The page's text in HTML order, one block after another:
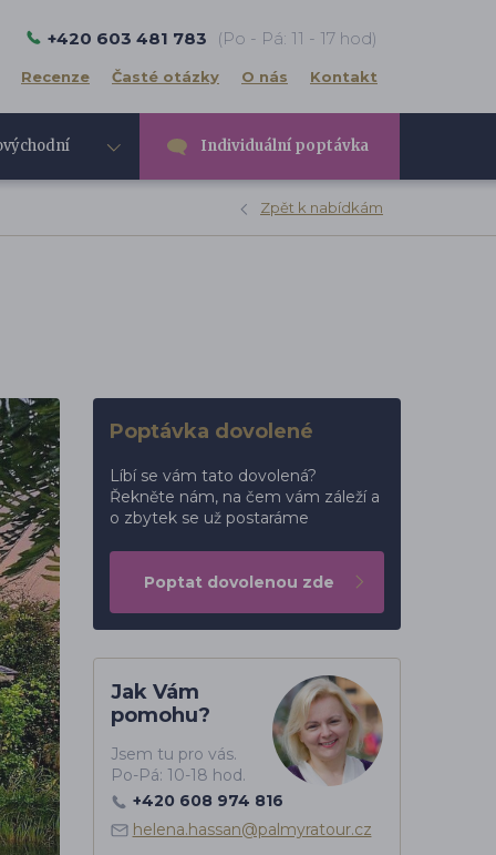
+420 603 481 783 (Po - Pá: 11 - 17 hod)
Recenze Časté otázky O nás Kontakt
Individuální poptávka
Zpět k nabídkám
Poptávka dovolené
Líbí se vám tato dovolená?
Řekněte nám, na čem vám záleží a
o zbytek se už postaráme
Poptat dovolenou zde
Jak Vám
pomohu?
Jsem tu pro vás.
Po-Pá: 10-18 hod.
+420 608 974 816
helena.hassan@palmyratour.cz